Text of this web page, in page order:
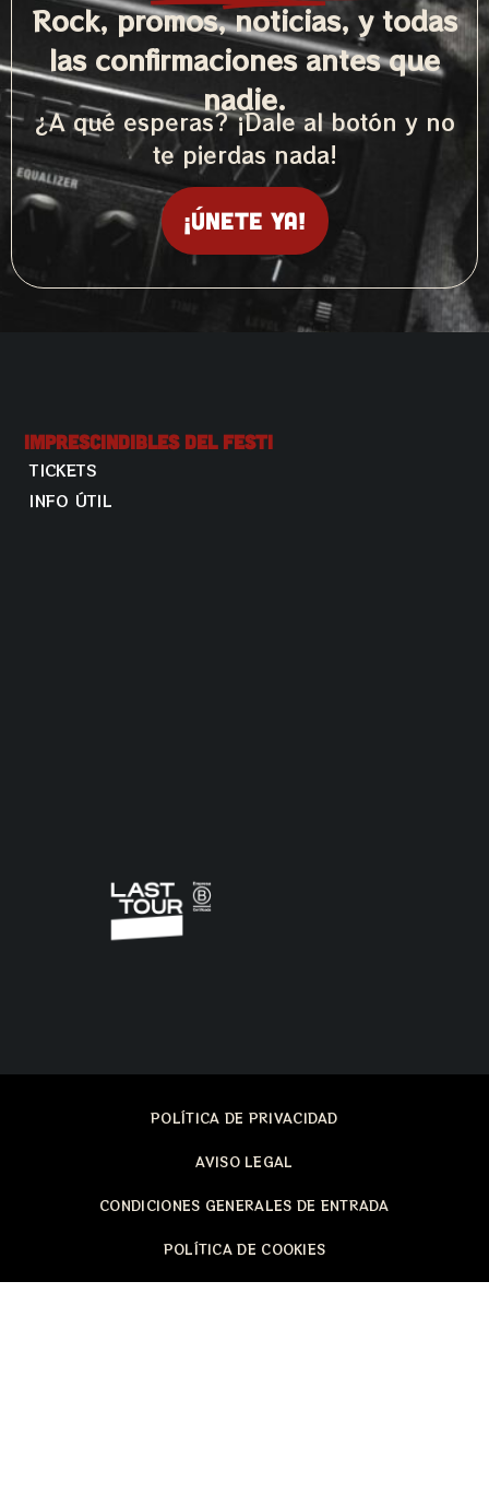
Rock, promos, noticias, y todas
las confirmaciones antes que
nadie.
¿A qué esperas? ¡Dale al botón y no
te pierdas nada!
¡Únete ya!
Imprescindibles Del Festi
TICKETS
INFO ÚTIL
POLÍTICA DE PRIVACIDAD
AVISO LEGAL
CONDICIONES GENERALES DE ENTRADA
POLÍTICA DE COOKIES